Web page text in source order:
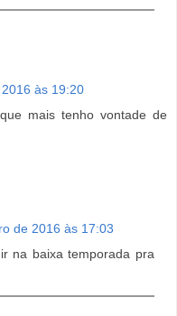
às 19:20
mais tenho vontade de
de 2016 às 17:03
na baixa temporada pra